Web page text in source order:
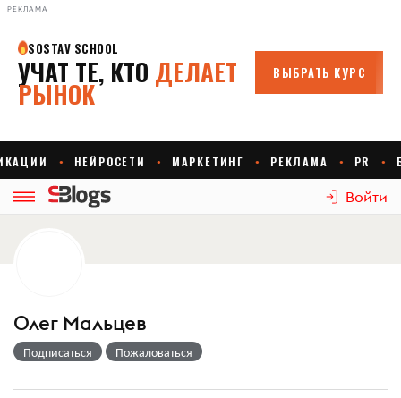
РЕКЛАМА
Войти
Олег Мальцев
Подписаться Пожаловаться